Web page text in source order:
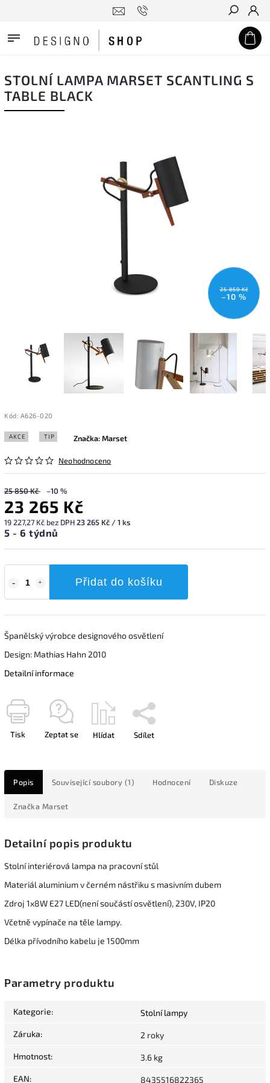
Hledat
STOLNÍ LAMPA MARSET SCANTLING S
TABLE BLACK
25 850 Kč
–10 %
Kód: A626-020
AKCE TIP
Neohodnoceno
Značka:Marset
25 850 Kč –10 %
23 265 Kč
19 227,27 Kč bez DPH23 265 Kč / 1 ks
5 - 6 týdnů
Přidat do košíku
Španělský výrobce designového osvětlení
Design: Mathias Hahn 2010
Detailní informace
Tisk Zeptat se Hlídat Sdílet
Popis Související soubory (1) Hodnocení Diskuze
Značka Marset
Detailní popis produktu
Stolní interiérová lampa na pracovní stůl
Materiál aluminium v černém nástřiku s masivním dubem
Zdroj 1x8W E27 LED(není součástí osvětlení), 230V, IP20
Včetně vypínače na těle lampy.
Délka přívodního kabelu je 1500mm
Parametry produktu
Kategorie: Stolní lampy
Záruka: 2 roky
Hmotnost: 3.6 kg
EAN: 8435516822365